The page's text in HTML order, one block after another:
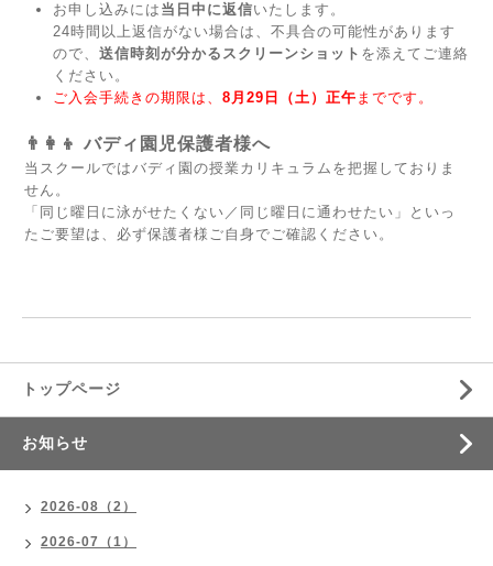
お申し込みには 当日中に返信いたします。
24時間以上返信がない場合は、不具合の可能性があります
ので、 送信時刻が分かるスクリーンショット を添えてご連絡
ください。
ご入会手続きの期限は、 8月29日（土）正午 までです。
👨‍👩‍👦 バディ園児保護者様へ
当スクールではバディ園の授業カリキュラムを把握しておりま
せん。
「同じ曜日に泳がせたくない／同じ曜日に通わせたい」といっ
たご要望は、必ず保護者様ご自身でご確認ください。
トップページ
お知らせ
2026-08（2）
2026-07（1）